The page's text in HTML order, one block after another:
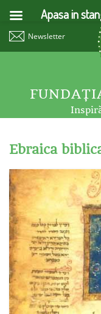
Newsletter
Ebraica
Apasa in